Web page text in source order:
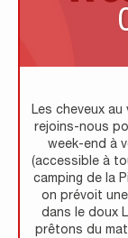
Les cheveux
rejoins-nous
week-end à
(accessible à
camping de la
on prévoit
dans le doux
prêtons du